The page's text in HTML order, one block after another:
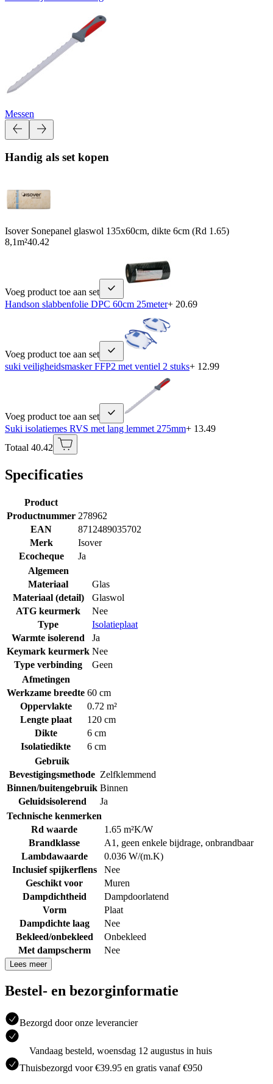
Messen
Handig als set kopen
Isover Sonepanel glaswol 135x60cm, dikte 6cm (Rd 1.65)
8,1m²40.42
Voeg product toe aan set
Handson slabbenfolie DPC 60cm 25meter+ 20.69
Voeg product toe aan set
suki veiligheidsmasker FFP2 met ventiel 2 stuks+ 12.99
Voeg product toe aan set
Suki isolatiemes RVS met lang lemmet 275mm+ 13.49
Totaal 40.42
Specificaties
Product
Productnummer 278962
EAN
8712489035702
Merk
Isover
Ecocheque
Ja
Algemeen
Materiaal
Glas
Materiaal (detail)
Glaswol
ATG keurmerk
Nee
Type
Isolatieplaat
Warmte isolerend
Ja
Keymark keurmerk Nee
Type verbinding
Geen
Afmetingen
Werkzame breedte 60 cm
Oppervlakte
0.72 m²
Lengte plaat
120 cm
Dikte
6 cm
Isolatiedikte
6 cm
Gebruik
Bevestigingsmethode Zelfklemmend
Binnen/buitengebruik Binnen
Geluidsisolerend
Ja
Technische kenmerken
Rd waarde
1.65 m²K/W
Brandklasse
A1, geen enkele bijdrage, onbrandbaar
Lambdawaarde
0.036 W/(m.K)
Inclusief spijkerflens
Nee
Geschikt voor
Muren
Dampdichtheid
Dampdoorlatend
Vorm
Plaat
Dampdichte laag
Nee
Bekleed/onbekleed
Onbekleed
Met dampscherm
Nee
Lees meer
Bestel- en bezorginformatie
Bezorgd door onze leverancier
Vandaag besteld, woensdag 12 augustus in huis
Thuisbezorgd voor €39.95 en gratis vanaf €950